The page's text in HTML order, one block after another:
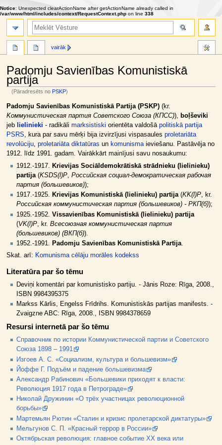
Notice: Unexpected clearActionName after getActionName already called in
/var/www/html/includes/context/RequestContext.php on line 338
Padomju Savienības Komunistiskā
partija
(Pāradresēts noPSKP)
Jump
to
navigation
Jump
to
search
Padomju Savienības Komunistiskā Partija (PSKP)(kr.
Kоммунистическая партия Советского Союза (КПСС)),
boļševiki
jeb lielinieki - radikāli marksistiski orientēta valdošā politiskā partija
PSRS , kura par savu mērķi bija izvirzījusi vispasaules proletariāta
revolūciju, proletariāta diktatūras un komunismaieviešanu. Pastāvēja no
1912. līdz 1991. gadam. Vairākkārt mainījusi savu nosaukumu:
1912.-1917. Krievijas Sociāldemokrātiskā strādnieku (lielinieku)
partija(KSDS(l)P, Российская социал-демократическая рабочая
партия (большевиков));
1917.-1925. Krievijas Komunistiskā (lielinieku) partija(KK(l)P, kr.
Российская коммунистическая партия (большевиков) - РКП(б));
1925.-1952. Vissavienības Komunistiskā (lielinieku) partija
(VK(l)P , kr. Всесоюзная коммунистическая партия
(большевиков) (ВКП(б)).
1952.-1991. Padomju Savienības Komunistiskā Partija.
Skat. arī: Komunisma cēlāju morāles kodekss
Literatūra par šo tēmu
Deviņi komentāri par komunistisko partiju. - Jānis Roze: Rīga, 2008.,
ISBN 9984395375
Markss Kārlis, Engelss Frīdrihs. Komunistiskās partijas manifests. -
Zvaigzne ABC: Rīga, 2008., ISBN 9984378659
Resursi internetā par šo tēmu
Справочник по истории Коммунистической партии и Советского
Союза 1898 – 1991
Изгоев А. С. «Социализм, культура и большевизм»
Йоффе Г. Подъём и падение большевизма
Александр Рабинович «Большевики приходят к власти:
Революция 1917 года в Петрограде»
Николай Дружинин «О трёх участницах революционной
борьбы»
Мартемьян Рютин «Сталин и кризис пролетарской диктатуры»
Мельгунов С. П. «Красный террор в России»
Октябрьская революция: главное событие XX века или
vairāk
meklēt